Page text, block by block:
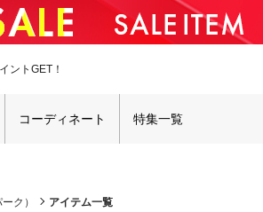
ントGET！
コーディネート 特集一覧
ク） アイテム一覧